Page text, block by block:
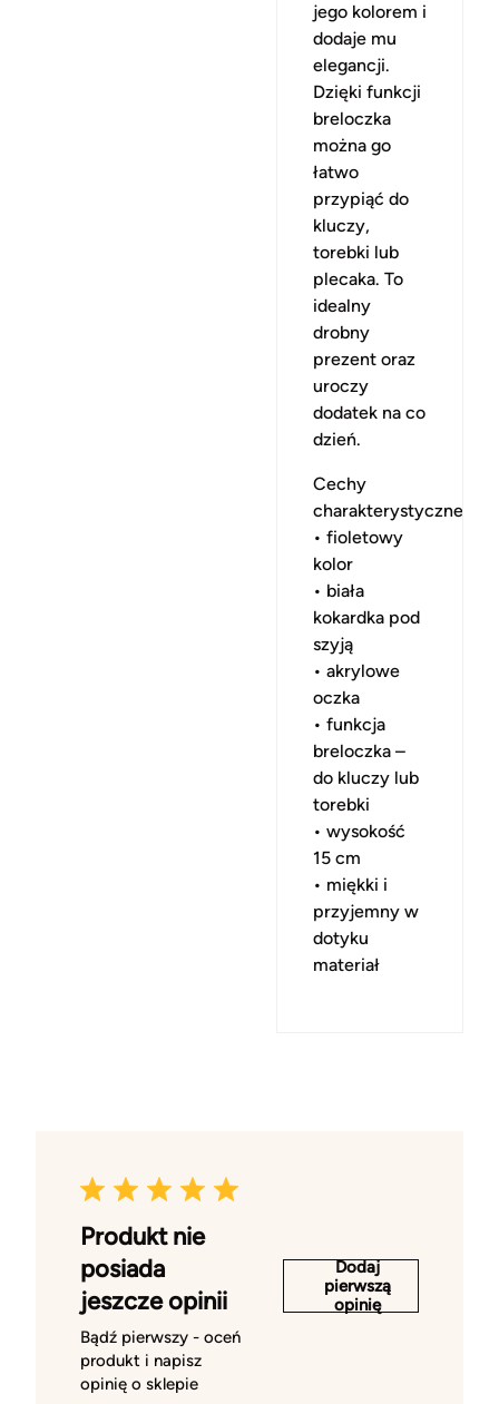
jego kolorem i
dodaje mu
elegancji.
Dzięki funkcji
breloczka
można go
łatwo
przypiąć do
kluczy,
torebki lub
plecaka. To
idealny
drobny
prezent oraz
uroczy
dodatek na co
dzień.
Cechy
charakterystyczne:
• fioletowy
kolor
• biała
kokardka pod
szyją
• akrylowe
oczka
• funkcja
breloczka –
do kluczy lub
torebki
• wysokość
15 cm
• miękki i
przyjemny w
dotyku
materiał
Produkt nie
posiada
jeszcze opinii
Bądź pierwszy - oceń
produkt i napisz
opinię o sklepie
Dodaj
pierwszą
opinię